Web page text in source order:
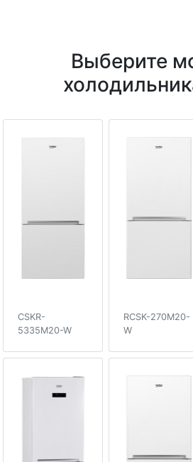
Выберите
CSKR-
5335M20-W
RCSK-270M20-
W